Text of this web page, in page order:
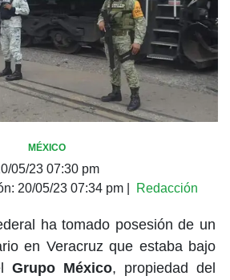
MÉXICO
05/23 07:30 pm
20/05/23 07:34 pm| Redacción
ha tomado posesión de un
en Veracruz que estaba bajo
Grupo México, propiedad del